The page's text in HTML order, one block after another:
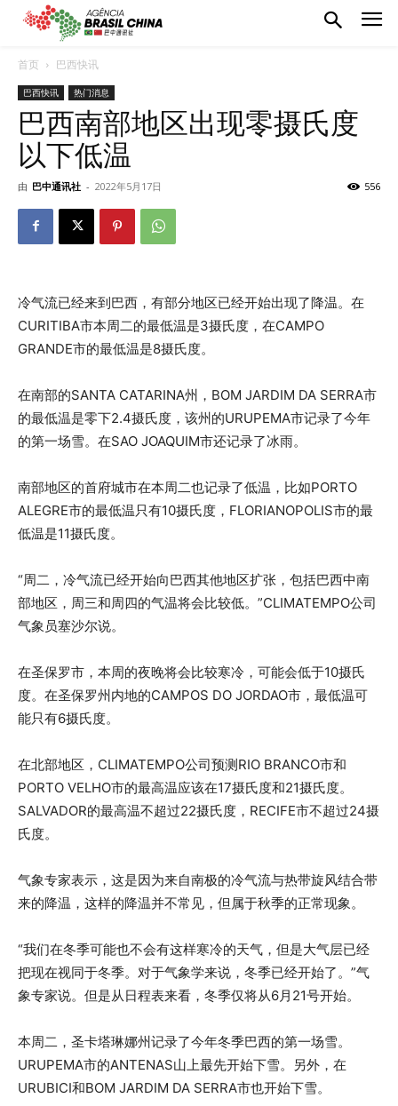
首页 巴西快讯
巴西快讯 热门消息
巴西南部地区出现零摄氏度
以下低温
由 巴中通讯社 - 2022年5月17日 556
冷气流已经来到巴西，有部分地区已经开始出现了降温。在
CURITIBA市本周二的最低温是3摄氏度，在CAMPO
GRANDE市的最低温是8摄氏度。
在南部的SANTA CATARINA州，BOM JARDIM DA SERRA市
的最低温是零下2.4摄氏度，该州的URUPEMA市记录了今年
的第一场雪。在SAO JOAQUIM市还记录了冰雨。
南部地区的首府城市在本周二也记录了低温，比如PORTO
ALEGRE市的最低温只有10摄氏度，FLORIANOPOLIS市的最
低温是11摄氏度。
“周二，冷气流已经开始向巴西其他地区扩张，包括巴西中南
部地区，周三和周四的气温将会比较低。”CLIMATEMPO公司
气象员塞沙尔说。
在圣保罗市，本周的夜晚将会比较寒冷，可能会低于10摄氏
度。在圣保罗州内地的CAMPOS DO JORDAO市，最低温可
能只有6摄氏度。
在北部地区，CLIMATEMPO公司预测RIO BRANCO市和
PORTO VELHO市的最高温应该在17摄氏度和21摄氏度。
SALVADOR的最高温不超过22摄氏度，RECIFE市不超过24摄
氏度。
气象专家表示，这是因为来自南极的冷气流与热带旋风结合带
来的降温，这样的降温并不常见，但属于秋季的正常现象。
“我们在冬季可能也不会有这样寒冷的天气，但是大气层已经
把现在视同于冬季。对于气象学来说，冬季已经开始了。”气
象专家说。但是从日程表来看，冬季仅将从6月21号开始。
本周二，圣卡塔琳娜州记录了今年冬季巴西的第一场雪。
URUPEMA市的ANTENAS山上最先开始下雪。另外，在
URUBICI和BOM JARDIM DA SERRA市也开始下雪。